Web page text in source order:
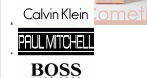
cosmetics.jpg